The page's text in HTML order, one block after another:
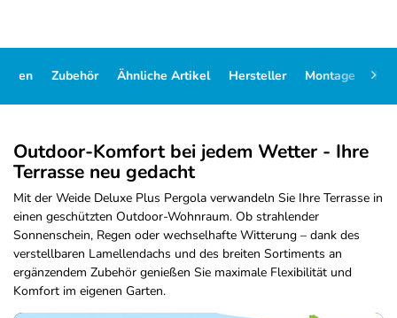
Zubehör Ähnliche Artikel Hersteller Montage
Outdoor-Komfort bei jedem Wetter - Ihre
Terrasse neu gedacht
Mit der Weide Deluxe Plus Pergola verwandeln Sie Ihre Terrasse in
einen geschützten Outdoor-Wohnraum. Ob strahlender
Sonnenschein, Regen oder wechselhafte Witterung – dank des
verstellbaren Lamellendachs und des breiten Sortiments an
ergänzendem Zubehör genießen Sie maximale Flexibilität und
Komfort im eigenen Garten.